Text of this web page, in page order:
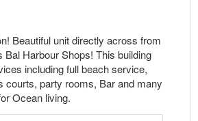
Beautiful unit directly across from
Bal Harbour Shops! This building
including full beach service,
courts, party rooms, Bar and many
Ocean living.